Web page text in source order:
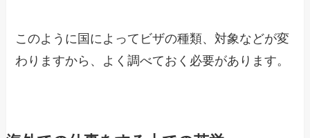
このように国によってビザの種類、対象などが変
わりますから、よく調べておく必要があります。